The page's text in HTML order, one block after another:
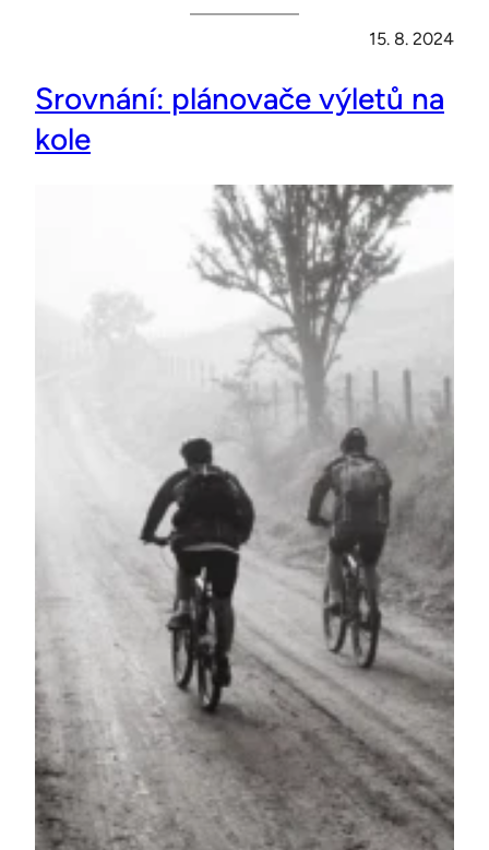
15. 8. 2024
Srovnání: plánovače výletů na
kole